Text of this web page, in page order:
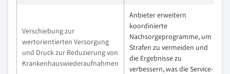
Verschiebung zur
wertorientierten Versorgung
und Druck zur Reduzierung von
Krankenhauswiederaufnahmen
Anbieter erweitern
koordinierte
Nachsorgeprogramme, um
Strafen zu vermeiden und
die Ergebnisse zu
verbessern, was die Service-